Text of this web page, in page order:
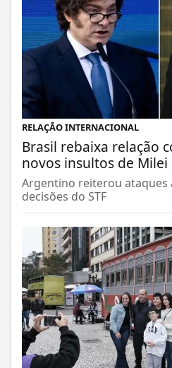
RELAÇÃO INTERNACIONAL
Brasil rebaixa relação
novos insultos de Milei
Argentino reiterou ataques
decisões do STF